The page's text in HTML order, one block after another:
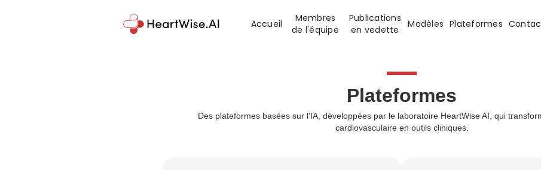
Accueil
Membres
de l'équipe
Publications
en vedette
Modèles Plateformes
Plateformes
Des plateformes basées sur l'IA, développées par le laboratoire HeartWise AI, qui
cardiovasculaire en outils cliniques.